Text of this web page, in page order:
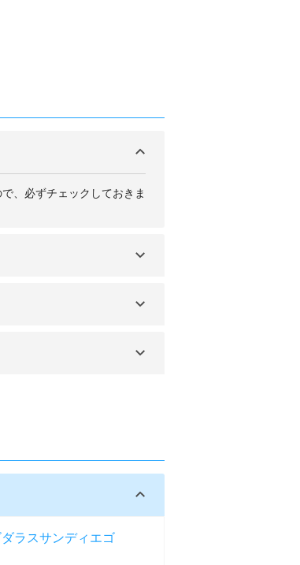
、必ずチェックしておきま
ダラスサンディエゴ